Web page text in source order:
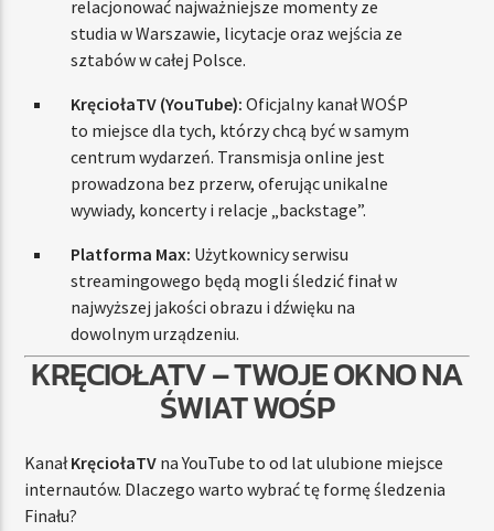
relacjonować najważniejsze momenty ze
studia w Warszawie, licytacje oraz wejścia ze
sztabów w całej Polsce.
KręciołaTV (YouTube): Oficjalny kanał WOŚP
to miejsce dla tych, którzy chcą być w samym
centrum wydarzeń. Transmisja online jest
prowadzona bez przerw, oferując unikalne
wywiady, koncerty i relacje „backstage”.
Platforma Max: Użytkownicy serwisu
streamingowego będą mogli śledzić finał w
najwyższej jakości obrazu i dźwięku na
dowolnym urządzeniu.
KRĘCIOŁATV – TWOJE OKNO NA
ŚWIAT WOŚP
KanałKręciołaTV na YouTube to od lat ulubione miejsce
internautów. Dlaczego warto wybrać tę formę śledzenia
Finału?